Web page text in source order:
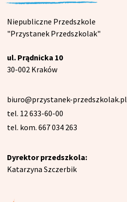
Niepubliczne Przedszkole
"Przystanek Przedszkolak"
ul. Prądnicka 10
30-002 Kraków
biuro@przystanek-przedszkolak.pl
tel. 12 633-60-00
tel. kom. 667 034 263
Dyrektor przedszkola:
Katarzyna Szczerbik